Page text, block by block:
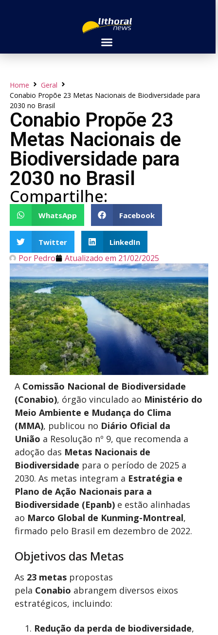
Home
Geral
Conabio Propõe 23 Metas Nacionais de Biodiversidade para
2030 no Brasil
Conabio Propõe 23
Metas Nacionais de
Biodiversidade para
2030 no Brasil
Compartilhe:
WhatsApp Facebook
Twitter LinkedIn
Por Pedro Atualizado em 21/02/2025
A Comissão Nacional de Biodiversidade
(Conabio), órgão vinculado ao Ministério do
Meio Ambiente e Mudança do Clima
(MMA), publicou no Diário Oficial da
União a Resolução nº 9, que recomenda a
adoção das Metas Nacionais de
Biodiversidade para o período de 2025 a
2030. As metas integram a Estratégia e
Plano de Ação Nacionais para a
Biodiversidade (Epanb) e estão alinhadas
ao Marco Global de Kunming-Montreal,
firmado pelo Brasil em dezembro de 2022.
Objetivos das Metas
As 23 metas propostas
pela Conabio abrangem diversos eixos
estratégicos, incluindo:
Redução da perda de biodiversidade,